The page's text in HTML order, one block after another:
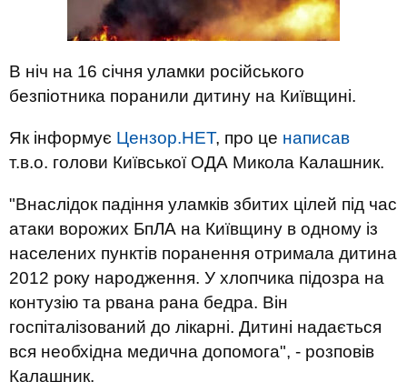
В ніч на 16 січня уламки російського
безпіотника поранили дитину на Київщині.
Як інформує Цензор.НЕТ, про це написав
т.в.о. голови Київської ОДА Микола Калашник.
"Внаслідок падіння уламків збитих цілей під час
атаки ворожих БпЛА на Київщину в одному із
населених пунктів поранення отримала дитина
2012 року народження. У хлопчика підозра на
контузію та рвана рана бедра. Він
госпіталізований до лікарні. Дитині надається
вся необхідна медична допомога", - розповів
Калашник.